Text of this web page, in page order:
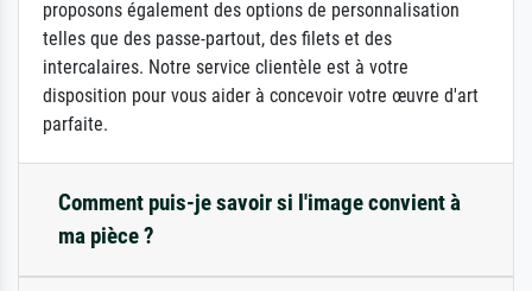
proposons également des options de personnalisation
telles que des passe-partout, des filets et des
intercalaires. Notre service clientèle est à votre
disposition pour vous aider à concevoir votre œuvre d'art
parfaite.
Comment puis-je savoir si l'image convient à
ma pièce ?